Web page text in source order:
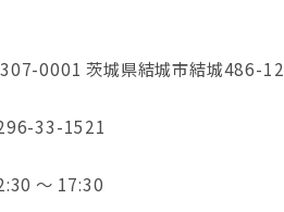
0001 茨城県結城市結城486-12
33-1521
～ 17:30